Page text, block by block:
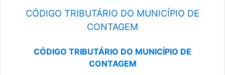
CÓDIGO TRIBUTÁRIO DO MUNICÍPIO DE
CONTAGEM
CÓDIGO TRIBUTÁRIO DO MUNICÍPIO DE
CONTAGEM